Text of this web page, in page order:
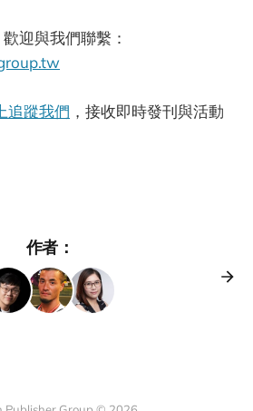
迎與我們聯繫：
追蹤我們 ，接收即時發刊與活動
作者：